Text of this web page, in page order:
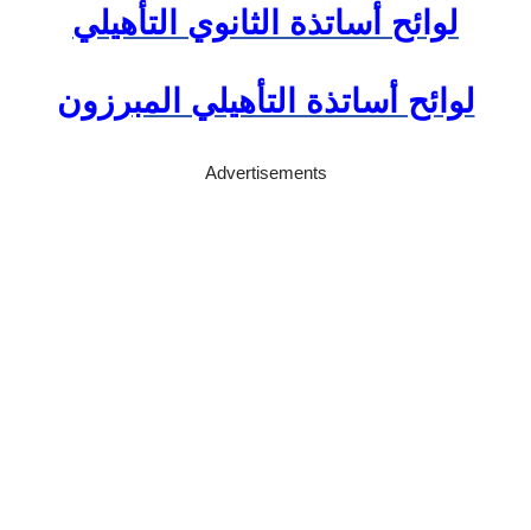
لوائح أساتذة الثانوي التأهيلي
لوائح أساتذة التأهيلي المبرزون
Advertisements